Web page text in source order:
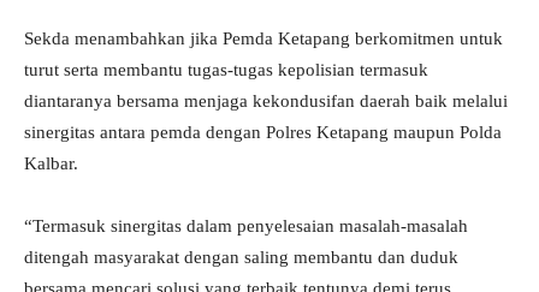
Sekda menambahkan jika Pemda Ketapang berkomitmen untuk
turut serta membantu tugas-tugas kepolisian termasuk
diantaranya bersama menjaga kekondusifan daerah baik melalui
sinergitas antara pemda dengan Polres Ketapang maupun Polda
Kalbar.
“Termasuk sinergitas dalam penyelesaian masalah-masalah
ditengah masyarakat dengan saling membantu dan duduk